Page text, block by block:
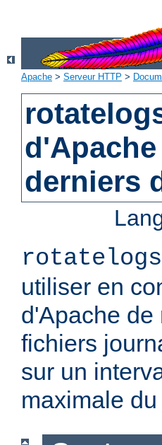
Apache > Serveur HTTP >
derniers
rotatelogs
utiliser en
d'Apache de
fichiers
sur un
maximale